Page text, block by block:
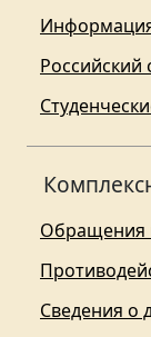
Российский
Обращения
Сведения о